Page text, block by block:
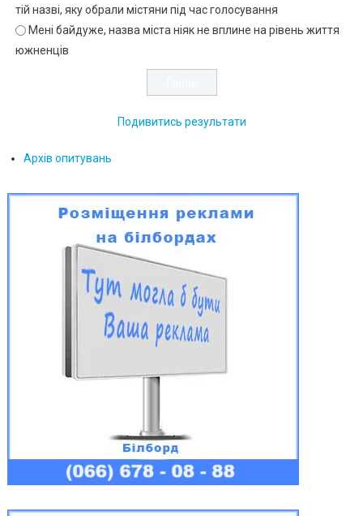
тій назві, яку обрали містяни під час голосування
Мені байдуже, назва міста ніяк не вплине на рівень життя
южненців
Подивитись результати
Архів опитувань